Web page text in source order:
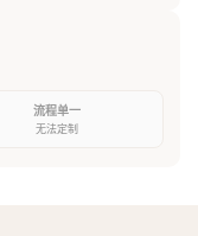
流程单一
无法定制